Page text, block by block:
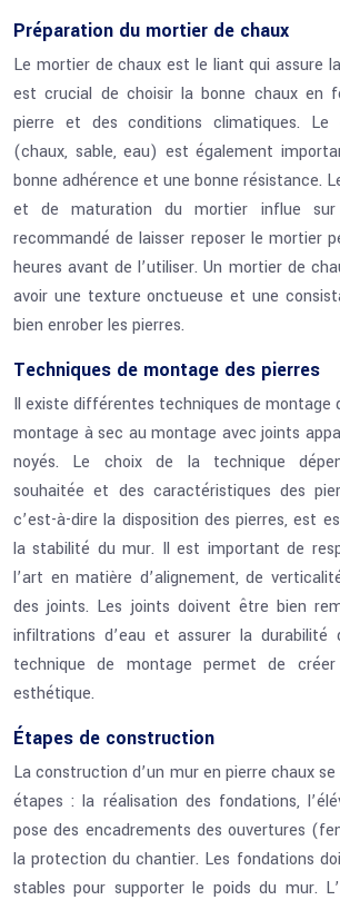
Préparation du mortier de chaux
Le mortier de chaux est le liant qui assure
est crucial de choisir la bonne chaux en
pierre et des conditions climatiques. Le
(chaux, sable, eau) est également
bonne adhérence et une bonne résistance.
et de maturation du mortier influe
recommandé de laisser reposer le mortier
heures avant de l’utiliser. Un mortier de
avoir une texture onctueuse et une
bien enrober les pierres.
Techniques de montage des pierres
Il existe différentes techniques de montage
montage à sec au montage avec joints
noyés. Le choix de la technique
souhaitée et des caractéristiques des
c’est-à-dire la disposition des pierres, est
la stabilité du mur. Il est important de
l’art en matière d’alignement, de
des joints. Les joints doivent être bien
infiltrations d’eau et assurer la durabilité
technique de montage permet de
esthétique.
Étapes de construction
La construction d’un mur en pierre chaux
étapes : la réalisation des fondations,
pose des encadrements des ouvertures
la protection du chantier. Les fondations
stables pour supporter le poids du mur.